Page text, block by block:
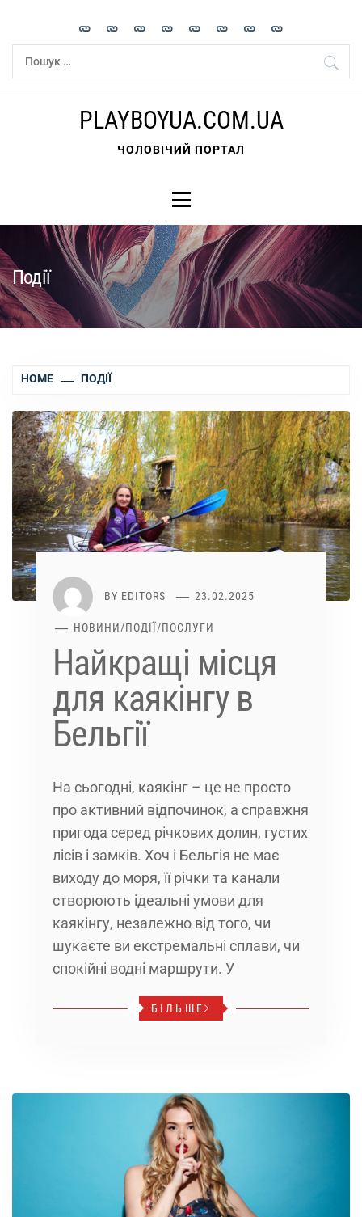
content
Пошук:
PLAYBOYUA.COM.UA
ЧОЛОВІЧИЙ ПОРТАЛ
Menu
Події
HOME ПОДІЇ
BY EDITORS 23.02.2025
НОВИНИ/ПОДІЇ/ПОСЛУГИ
Найкращі місця
для каякінгу в
Бельгії
На сьогодні, каякінг – це не просто
про активний відпочинок, а справжня
пригода серед річкових долин, густих
лісів і замків. Хоч і Бельгія не має
виходу до моря, її річки та канали
створюють ідеальні умови для
каякінгу, незалежно від того, чи
шукаєте ви екстремальні сплави, чи
спокійні водні маршрути. У
БІЛЬШЕ